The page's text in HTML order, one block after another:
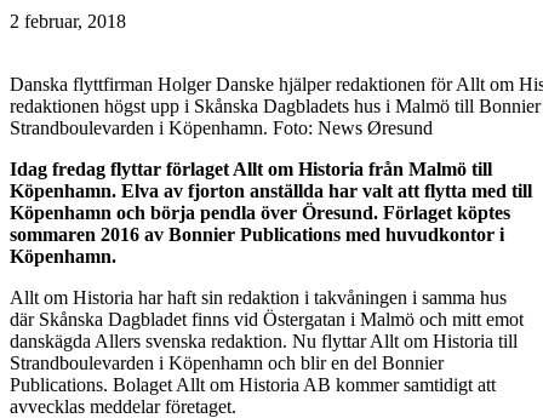
2 februar, 2018
Danska flyttfirman Holger Danske hjälper redaktionen för Allt om
redaktionen högst upp i Skånska Dagbladets hus i Malmö till
Strandboulevarden i Köpenhamn. Foto: News Øresund
Idag fredag flyttar förlaget Allt om Historia från Malmö till
Köpenhamn. Elva av fjorton anställda har valt att flytta med till
Köpenhamn och börja pendla över Öresund. Förlaget köptes
sommaren 2016 av Bonnier Publications med huvudkontor i
Köpenhamn.
Allt om Historia har haft sin redaktion i takvåningen i samma hus
där Skånska Dagbladet finns vid Östergatan i Malmö och mitt emot
danskägda Allers svenska redaktion. Nu flyttar Allt om Historia till
Strandboulevarden i Köpenhamn och blir en del Bonnier
Publications. Bolaget Allt om Historia AB kommer samtidigt att
avvecklas meddelar företaget.